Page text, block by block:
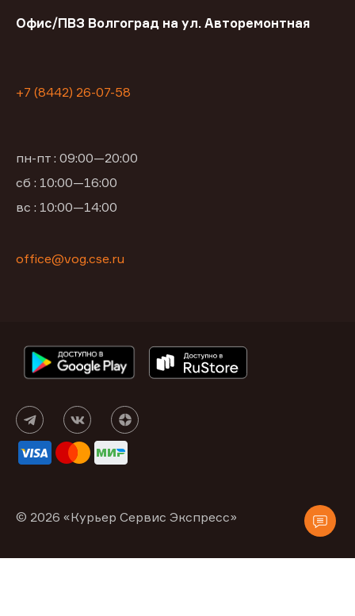
Офис/ПВЗ Волгоград на ул. Авторемонтная
+7 (8442) 26-07-58
пн-пт : 09:00—20:00
сб : 10:00—16:00
вс : 10:00—14:00
office@vog.cse.ru
© 2026 «Курьер Сервис Экспресс»